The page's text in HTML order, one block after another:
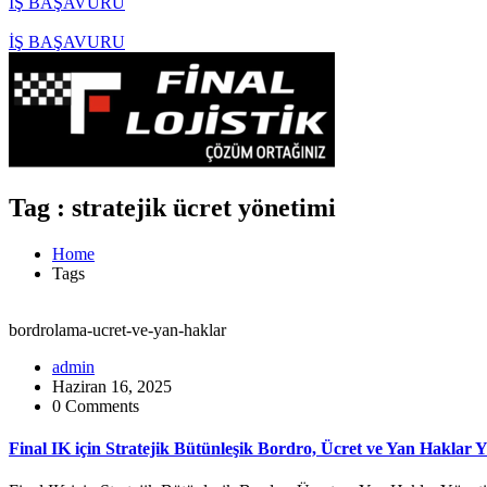
İŞ BAŞAVURU
Tag : stratejik ücret yönetimi
Home
Tags
bordrolama-ucret-ve-yan-haklar
admin
Haziran 16, 2025
0 Comments
Final IK için Stratejik Bütünleşik Bordro, Ücret ve Yan Haklar